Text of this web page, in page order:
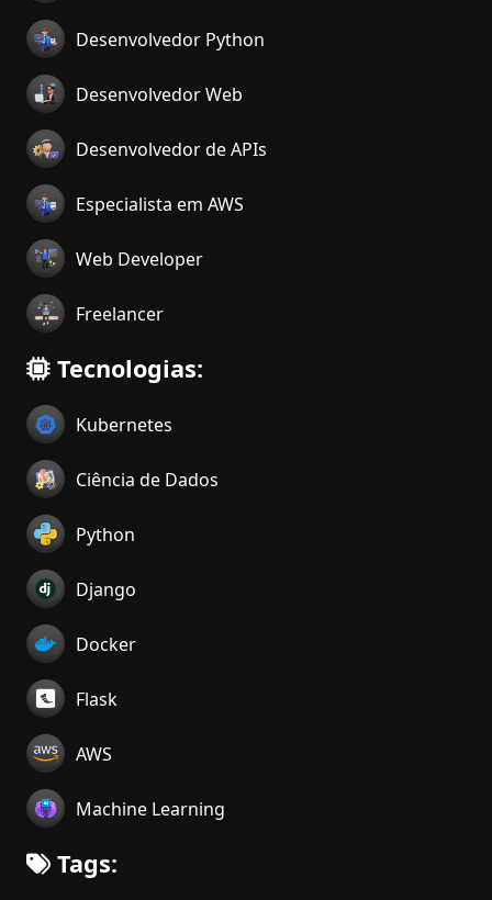
Desenvolvedor Python
Desenvolvedor Web
Desenvolvedor de APIs
Especialista em AWS
Web Developer
Freelancer
Tecnologias:
Kubernetes
Ciência de Dados
Python
Django
Docker
Flask
AWS
Machine Learning
Tags: